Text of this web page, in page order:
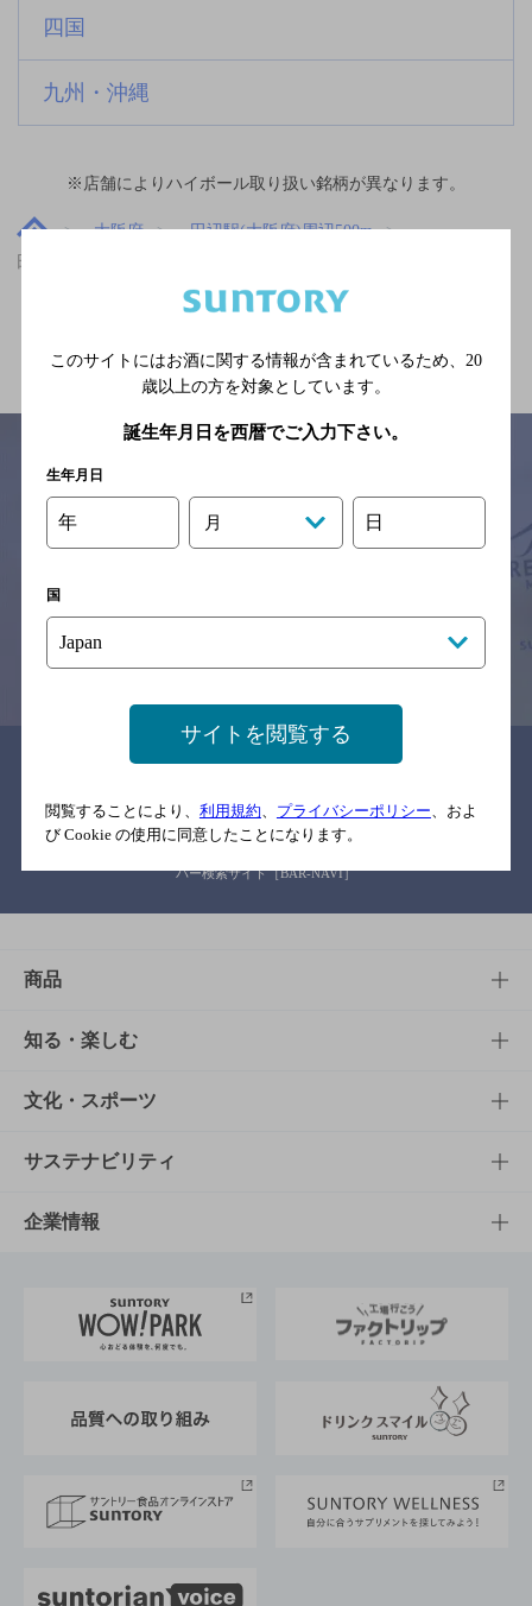
四国
九州・沖縄
※店舗によりハイボール取り扱い銘柄が異なります。
大阪府
田辺駅(大阪府)周辺500m
田辺駅(大阪府)周辺500mで個室ありのお店
サイトマップ ご意見・ご感想 利用規約
※それぞれのお店のメニューや営業時間などの掲載情報については、
念のためお店にご確認の上ご来店くださいますようお願い申し上げま
関連リンク
バー検索サイト［BAR-NAVI］
商品
商品TOP
商品一覧
商品発売情報
栄養成分一覧
知る・楽しむ
知る・楽しむTOP
キャンペーン
工場見学
地域情報
文化・スポーツ
文化・スポーツTOP
サントリーホール
サントリーサンバーズ大阪
サステナビリティ
サステナビリティTOP
サントリーが考えるサステナビリティ経営
企業情報
企業概要
採用情報
このサイトにはお酒に関する情報が含まれているため、 20
歳以上の方を対象としています。
誕生年月日を西暦でご入力下さい。
生年月日
年 月 日
国
サイトを閲覧する
閲覧することにより、 利用規約 プライバシーポリシー 、およ
び Cookie の使用に同意したことになります。